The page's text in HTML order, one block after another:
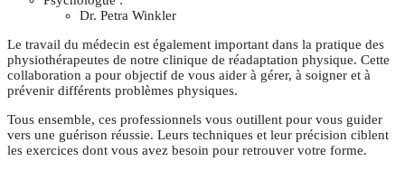
Dr. Petra Winkler
Le travail du médecin est également important dans la pratique des
physiothérapeutes de notre clinique de réadaptation physique. Cette
collaboration a pour objectif de vous aider à gérer, à soigner et à
prévenir différents problèmes physiques.
Tous ensemble, ces professionnels vous outillent pour vous guider
vers une guérison réussie. Leurs techniques et leur précision ciblent
les exercices dont vous avez besoin pour retrouver votre forme.